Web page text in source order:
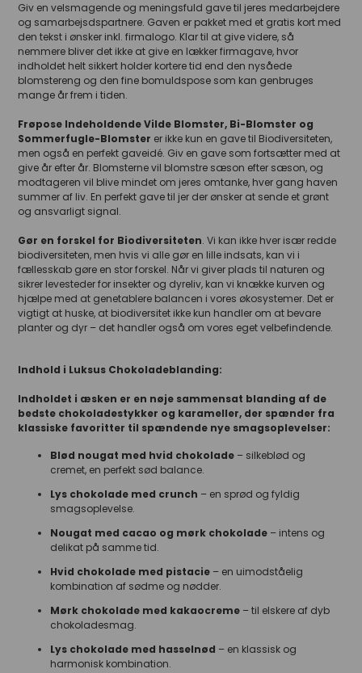
Giv en velsmagende og meningsfuld gave til jeres medarbejdere
og samarbejsdspartnere. Gaven er pakket med et gratis kort med
den tekst i ønsker inkl. firmalogo. Klar til at give videre, så
nemmere bliver det ikke at give en lækker firmagave, hvor
indholdet helt sikkert holder kortere tid end den nysåede
blomstereng og den fine bomuldspose som kan genbruges
mange år frem i tiden.
Frøpose Indeholdende Vilde Blomster, Bi-Blomster og
Sommerfugle-Blomster er ikke kun en gave til Biodiversiteten,
men også en perfekt gaveidé. Giv en gave som fortsætter med at
give år efter år. Blomsterne vil blomstre sæson efter sæson, og
modtageren vil blive mindet om jeres omtanke, hver gang haven
summer af liv. En perfekt gave til jer der ønsker at sende et grønt
og ansvarligt signal.
Gør en forskel for Biodiversiteten. Vi kan ikke hver især redde
biodiversiteten, men hvis vi alle gør en lille indsats, kan vi i
fællesskab gøre en stor forskel. Når vi giver plads til naturen og
sikrer levesteder for insekter og dyreliv, kan vi knække kurven og
hjælpe med at genetablere balancen i vores økosystemer. Det er
vigtigt at huske, at biodiversitet ikke kun handler om at bevare
planter og dyr – det handler også om vores eget velbefindende.
Indhold i Luksus Chokoladeblanding:
Indholdet i æsken er en nøje sammensat blanding af de
bedste chokoladestykker og karameller, der spænder fra
klassiske favoritter til spændende nye smagsoplevelser:
Blød nougat med hvid chokolade – silkeblød og
cremet, en perfekt sød balance.
Lys chokolade med crunch – en sprød og fyldig
smagsoplevelse.
Nougat med cacao og mørk chokolade – intens og
delikat på samme tid.
Hvid chokolade med pistacie – en uimodståelig
kombination af sødme og nødder.
Mørk chokolade med kakaocreme – til elskere af dyb
chokoladesmag.
Lys chokolade med hasselnød – en klassisk og
harmonisk kombination.